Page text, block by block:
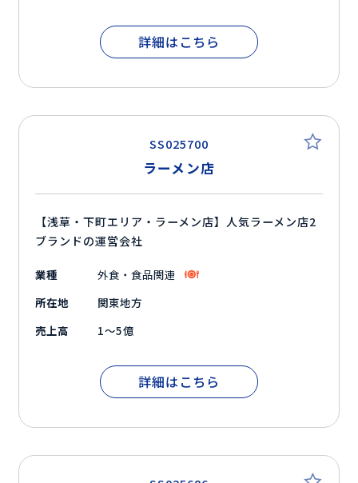
詳細はこちら
SS025700
ラーメン店
【浅草・下町エリア・ラーメン店】人気ラーメン店2
ブランドの運営会社
業種
外食・食品関連
所在地
関東地方
売上高
1～5億
詳細はこちら